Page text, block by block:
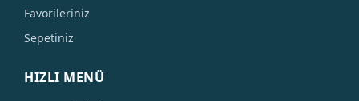
Favorileriniz
Sepetiniz
HIZLI MENÜ